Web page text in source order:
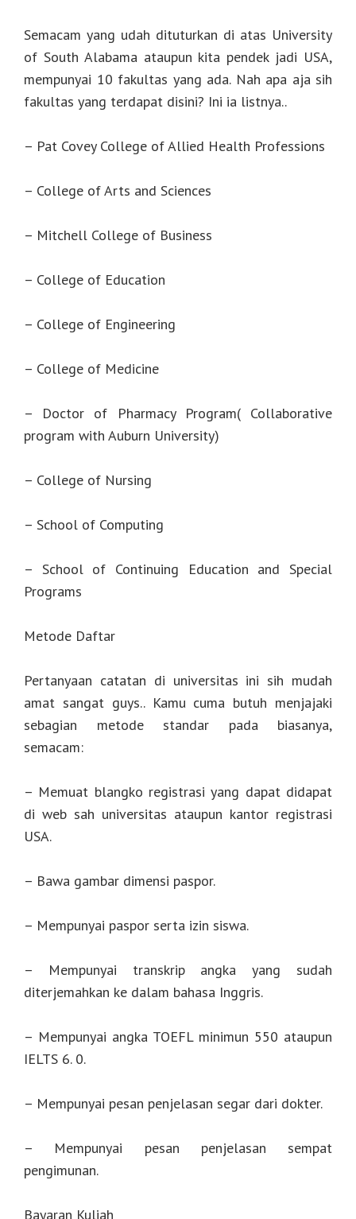
Semacam yang udah dituturkan di atas University
of South Alabama ataupun kita pendek jadi USA,
mempunyai 10 fakultas yang ada. Nah apa aja sih
fakultas yang terdapat disini? Ini ia listnya..
– Pat Covey College of Allied Health Professions
– College of Arts and Sciences
– Mitchell College of Business
– College of Education
– College of Engineering
– College of Medicine
– Doctor of Pharmacy Program( Collaborative
program with Auburn University)
– College of Nursing
– School of Computing
– School of Continuing Education and Special
Programs
Metode Daftar
Pertanyaan catatan di universitas ini sih mudah
amat sangat guys.. Kamu cuma butuh menjajaki
sebagian metode standar pada biasanya,
semacam:
– Memuat blangko registrasi yang dapat didapat
di web sah universitas ataupun kantor registrasi
USA.
– Bawa gambar dimensi paspor.
– Mempunyai paspor serta izin siswa.
– Mempunyai transkrip angka yang sudah
diterjemahkan ke dalam bahasa Inggris.
– Mempunyai angka TOEFL minimun 550 ataupun
IELTS 6. 0.
– Mempunyai pesan penjelasan segar dari dokter.
– Mempunyai pesan penjelasan sempat
pengimunan.
Bayaran Kuliah